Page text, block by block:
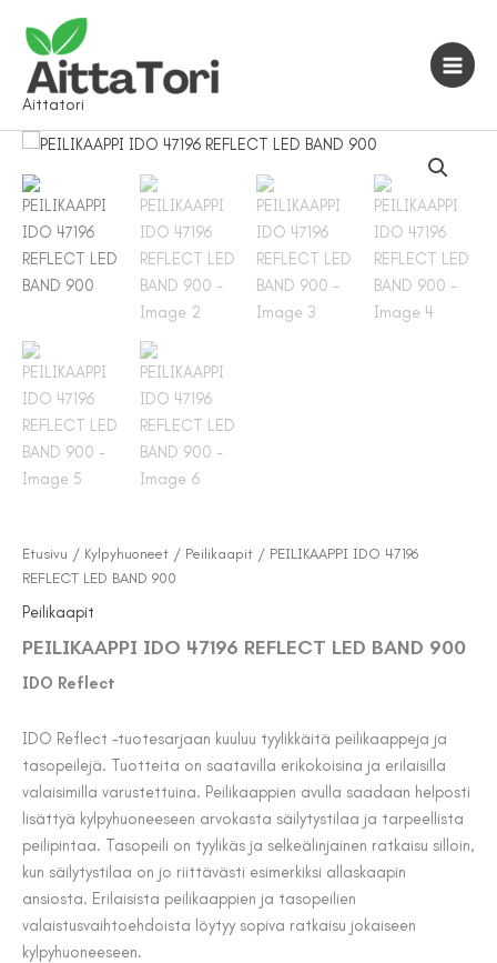
sisältöön
Aittatori
Etusivu / Kylpyhuoneet / Peilikaapit / PEILIKAAPPI IDO 47196
REFLECT LED BAND 900
Peilikaapit
PEILIKAAPPI IDO 47196 REFLECT LED BAND 900
IDO Reflect
IDO Reflect -tuotesarjaan kuuluu tyylikkäitä peilikaappeja ja
tasopeilejä. Tuotteita on saatavilla erikokoisina ja erilaisilla
valaisimilla varustettuina. Peilikaappien avulla saadaan helposti
lisättyä kylpyhuoneeseen arvokasta säilytystilaa ja tarpeellista
peilipintaa. Tasopeili on tyylikäs ja selkeälinjainen ratkaisu silloin,
kun säilytystilaa on jo riittävästi esimerkiksi allaskaapin
ansiosta. Erilaisista peilikaappien ja tasopeilien
valaistusvaihtoehdoista löytyy sopiva ratkaisu jokaiseen
kylpyhuoneeseen.